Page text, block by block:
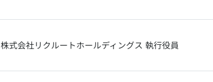
株式会社リクルートホールディングス 執行役員